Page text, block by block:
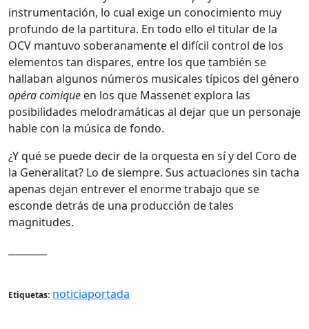
instrumentación, lo cual exige un conocimiento muy
profundo de la partitura. En todo ello el titular de la
OCV mantuvo soberanamente el difícil control de los
elementos tan dispares, entre los que también se
hallaban algunos números musicales típicos del género
opéra comique en los que Massenet explora las
posibilidades melodramáticas al dejar que un personaje
hable con la música de fondo.
¿Y qué se puede decir de la orquesta en sí y del Coro de
la Generalitat? Lo de siempre. Sus actuaciones sin tacha
apenas dejan entrever el enorme trabajo que se
esconde detrás de una producción de tales
magnitudes.
Etiquetas: noticiaportada